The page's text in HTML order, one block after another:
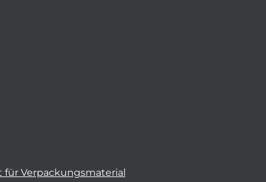
Verpackungsmaterial